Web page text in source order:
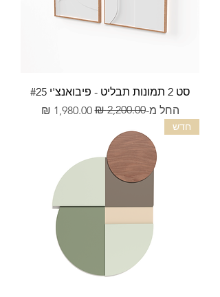
סט 2 תמונות תבליט - פיבואנצ'י #25
החל מ-
מחיר רגיל
‏2,200.00 ‏₪
‏1,980.00 ‏₪ מחיר מבצע
חדש